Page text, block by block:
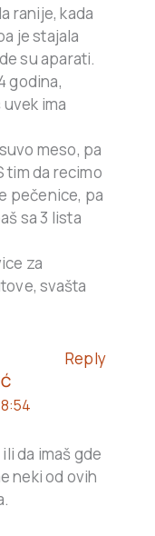
ranije, kada
je stajala
su aparati.
godina,
ima
meso, pa
tim da recimo
pečenice, pa
sa 3 lista
za
svašta
Reply
da imaš gde
neki od ovih